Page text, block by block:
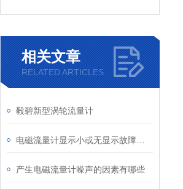
相关文章
RELATED ARTICLES
毅碧新型涡轮流量计
产生电磁流量计噪声的因素有哪些